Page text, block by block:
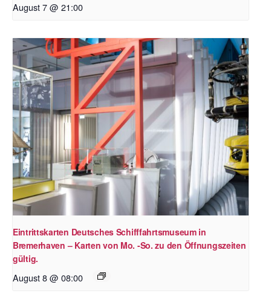
August 7 @ 21:00
Eintrittskarten Deutsches Schifffahrtsmuseum in
Bremerhaven – Karten von Mo. -So. zu den Öffnungszeiten
gültig.
August 8 @ 08:00